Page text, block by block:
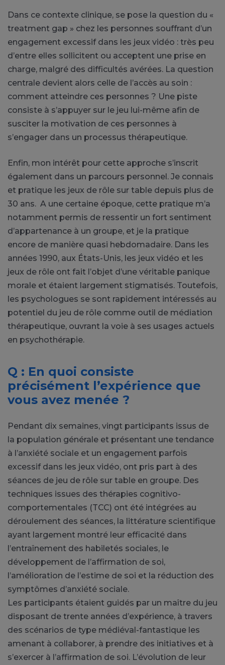
Dans ce contexte clinique, se pose la question du «
treatment gap » chez les personnes souffrant d’un
engagement excessif dans les jeux vidéo : très peu
d’entre elles sollicitent ou acceptent une prise en
charge, malgré des difficultés avérées. La question
centrale devient alors celle de l’accès au soin :
comment atteindre ces personnes ? Une piste
consiste à s’appuyer sur le jeu lui-même afin de
susciter la motivation de ces personnes à
s’engager dans un processus thérapeutique.
Enfin, mon intérêt pour cette approche s’inscrit
également dans un parcours personnel. Je connais
et pratique les jeux de rôle sur table depuis plus de
30 ans. A une certaine époque, cette pratique m’a
notamment permis de ressentir un fort sentiment
d’appartenance à un groupe, et je la pratique
encore de manière quasi hebdomadaire. Dans les
années 1990, aux États-Unis, les jeux vidéo et les
jeux de rôle ont fait l’objet d’une véritable panique
morale et étaient largement stigmatisés. Toutefois,
les psychologues se sont rapidement intéressés au
potentiel du jeu de rôle comme outil de médiation
thérapeutique, ouvrant la voie à ses usages actuels
en psychothérapie.
Q : En quoi consiste
précisément l’expérience que
vous avez menée ?
Pendant dix semaines, vingt participants issus de
la population générale et présentant une tendance
à l’anxiété sociale et un engagement parfois
excessif dans les jeux vidéo, ont pris part à des
séances de jeu de rôle sur table en groupe. Des
techniques issues des thérapies cognitivo-
comportementales (TCC) ont été intégrées au
déroulement des séances, la littérature scientifique
ayant largement montré leur efficacité dans
l’entraînement des habiletés sociales, le
développement de l’affirmation de soi,
l’amélioration de l’estime de soi et la réduction des
symptômes d’anxiété sociale.
Les participants étaient guidés par un maître du jeu
disposant de trente années d’expérience, à travers
des scénarios de type médiéval-fantastique les
amenant à collaborer, à prendre des initiatives et à
s’exercer à l’affirmation de soi. L’évolution de leur